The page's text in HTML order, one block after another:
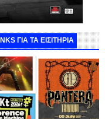
ΓΙΑ ΤΑ ΕΙΣΙΤΗΡΙΑ